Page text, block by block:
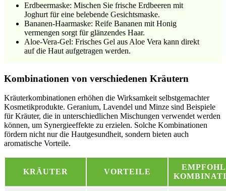
Erdbeermaske: Mischen Sie frische Erdbeeren mit
Joghurt für eine belebende Gesichtsmaske.
Bananen-Haarmaske: Reife Bananen mit Honig
vermengen sorgt für glänzendes Haar.
Aloe-Vera-Gel: Frisches Gel aus Aloe Vera kann direkt
auf die Haut aufgetragen werden.
Kombinationen von verschiedenen Kräutern
Kräuterkombinationen erhöhen die Wirksamkeit selbstgemachter
Kosmetikprodukte. Geranium, Lavendel und Minze sind Beispiele
für Kräuter, die in unterschiedlichen Mischungen verwendet werden
können, um Synergieeffekte zu erzielen. Solche Kombinationen
fördern nicht nur die Hautgesundheit, sondern bieten auch
aromatische Vorteile.
KRÄUTER VORTEILE